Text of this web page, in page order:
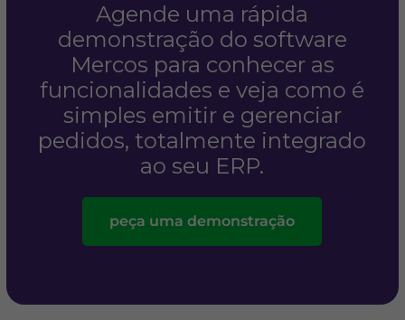
Agende uma rápida
demonstração do software
Mercos para conhecer as
funcionalidades e veja como é
simples emitir e gerenciar
pedidos, totalmente integrado
ao seu ERP.
peça uma demonstração